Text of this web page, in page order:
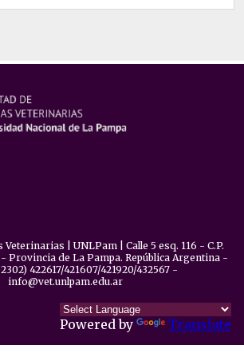
Veterinarias | UNLPam | Calle 5 esq. 116 - C.P.
Provincia de La Pampa. República Argentina -
422617/421607/421920/432567 -
info@vet.unlpam.edu.ar
Powered by Translate